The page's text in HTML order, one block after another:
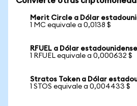
Merit Circle a Dólar
1 MC equivale a 0,0138 $
RFUEL a Dólar estadounidense
1 RFUEL equivale a 0,000632 $
Stratos Token a Dólar
1 STOS equivale a 0,004433 $